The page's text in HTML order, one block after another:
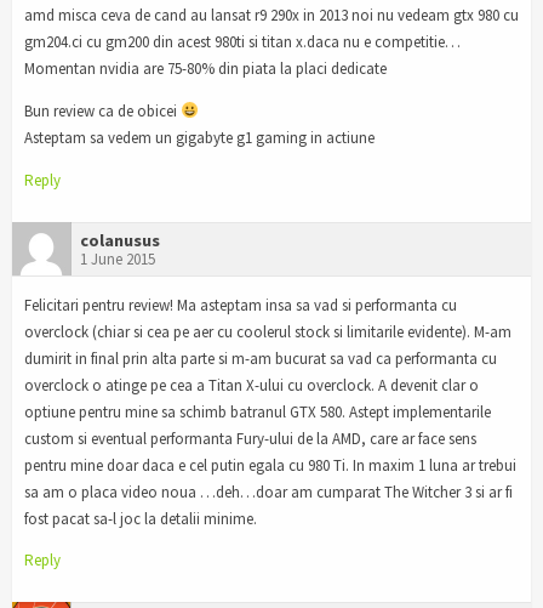
amd misca ceva de cand au lansat r9 290x in 2013 noi nu vedeam gtx 980 cu
gm204.ci cu gm200 din acest 980ti si titan x.daca nu e competitie…
Momentan nvidia are 75-80% din piata la placi dedicate
Bun review ca de obicei
Asteptam sa vedem un gigabyte g1 gaming in actiune
Reply
colanusus
1 June 2015
Felicitari pentru review! Ma asteptam insa sa vad si performanta cu
overclock (chiar si cea pe aer cu coolerul stock si limitarile evidente). M-am
dumirit in final prin alta parte si m-am bucurat sa vad ca performanta cu
overclock o atinge pe cea a Titan X-ului cu overclock. A devenit clar o
optiune pentru mine sa schimb batranul GTX 580. Astept implementarile
custom si eventual performanta Fury-ului de la AMD, care ar face sens
pentru mine doar daca e cel putin egala cu 980 Ti. In maxim 1 luna ar trebui
sa am o placa video noua …deh…doar am cumparat The Witcher 3 si ar fi
fost pacat sa-l joc la detalii minime.
Reply